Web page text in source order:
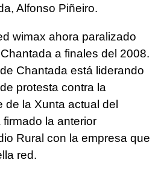
Alfonso Piñeiro.
wimax ahora paralizado
a finales del 2008.
Chantada está liderando
protesta contra la
de la Xunta actual del
la anterior
Rural con la empresa que
red.